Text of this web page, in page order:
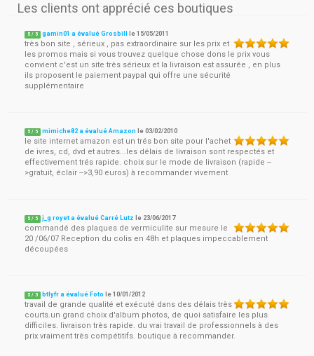
Les clients ont apprécié ces boutiques
5 / 5 gamin01 a évalué Grosbill le15/05/2011
très bon site , sérieux , pas extraordinaire sur les prix et
les promos mais si vous trouvez quelque chose dons le prix vous
convient c'est un site très sérieux et la livraison est assurée , en plus
ils proposent le paiement paypal qui offre une sécurité
supplémentaire
5 / 5 mimiche82 a évalué Amazon le03/02/2010
le site internet amazon est un trés bon site pour l'achet
de ivres, cd, dvd et autres...les délais de livraison sont respectés et
effectivement trés rapide. choix sur le mode de livraison (rapide --
>gratuit, éclair -->3,90 euros) à recommander vivement
5 / 5 j_g royet a évalué Carré Lutz le 23/06/2017
commandé des plaques de vermiculite sur mesure le
20 /06/07 Reception du colis en 48h et plaques impeccablement
découpées
5 / 5 btlyfr a évalué Foto le10/01/2012
travail de grande qualité et exécuté dans des délais très
courts.un grand choix d'album photos, de quoi satisfaire les plus
difficiles. livraison très rapide. du vrai travail de professionnels à des
prix vraiment très compétitifs. boutique à recommander.